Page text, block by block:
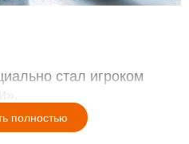
стал игроком
полностью